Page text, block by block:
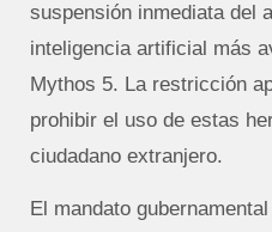
suspensión inmediata del
inteligencia artificial más
Mythos 5. La restricción
prohibir el uso de estas
ciudadano extranjero.
El mandato